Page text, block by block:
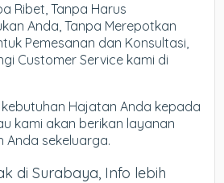
Ribet, Tanpa Harus
Anda, Tanpa Merepotkan
Pemesanan dan Konsultasi,
Customer Service kami di
Hajatan Anda kepada
kami akan berikan layanan
Anda sekeluarga.
di Surabaya, Info lebih